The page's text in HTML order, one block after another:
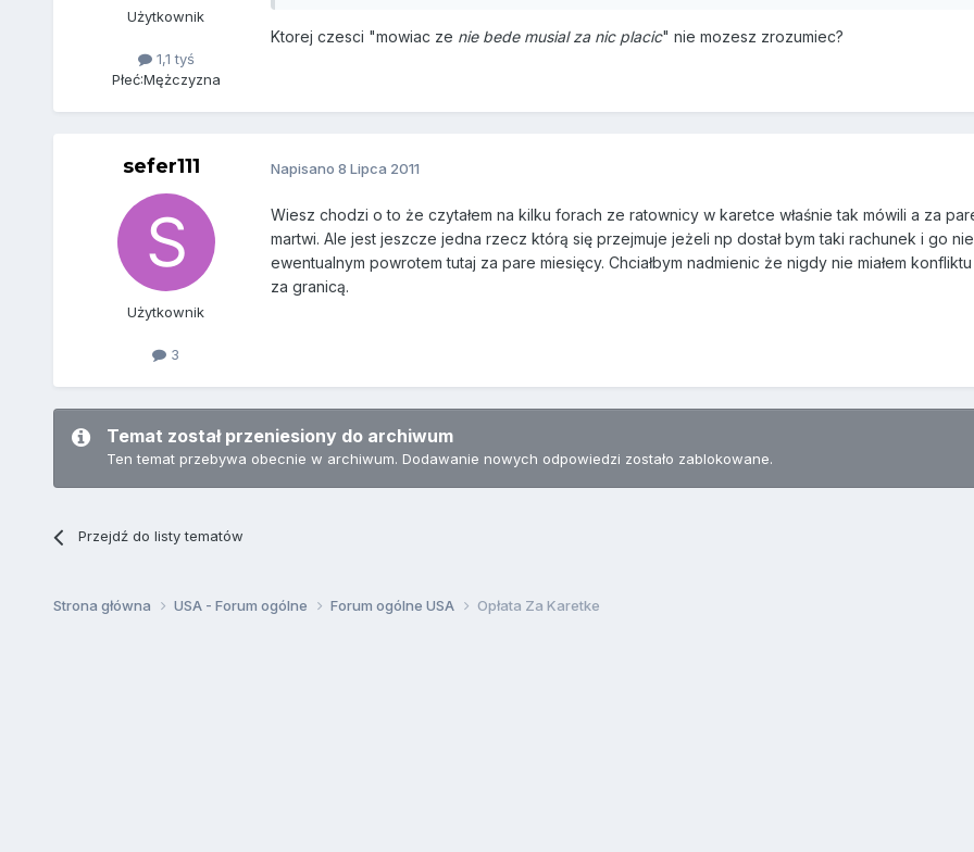
Użytkownik
1,1 tyś
Płeć:Mężczyzna
Ktorej czesci "mowiac ze nie bede musial za nic placic" nie mozesz zrozumiec?
sefer111
Użytkownik
3
Napisano 8 Lipca 2011
Wiesz chodzi o to że czytałem na kilku forach ze ratownicy w karetce właśnie tak mówili a za
martwi. Ale jest jeszcze jedna rzecz którą się przejmuje jeżeli np dostał bym taki rachunek i go
ewentualnym powrotem tutaj za pare miesięcy. Chciałbym nadmienic że nigdy nie miałem
za granicą.
Temat został przeniesiony do archiwum
Ten temat przebywa obecnie w archiwum. Dodawanie nowych odpowiedzi zostało zablokowane.
Przejdź do listy tematów
Strona główna USA - Forum ogólne Forum ogólne USA Opłata Za Karetke